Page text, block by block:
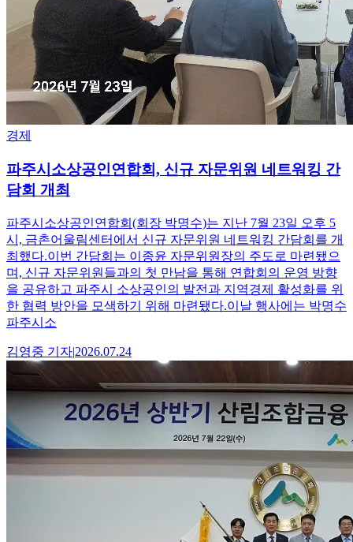
경제
파주시소상공인연합회, 신규 자문위원 네트워킹 간
담회 개최
파주시소상공인연합회(회장 박명수)는 지난 7월 23일 오후 5
시, 금촌어울림센터에서 신규 자문위원 네트워킹 간담회를 개
최했다.이번 간담회는 이종윤 자문위원장의 주도로 마련됐으
며, 신규 자문위원들과의 첫 만남을 통해 연합회의 운영 방향
을 공유하고 파주시 소상공인의 발전과 지역경제 활성화를 위
한 협력 방안을 모색하기 위해 마련됐다.이날 행사에는 박명수
파주시소
김영중 기자|2026.07.24